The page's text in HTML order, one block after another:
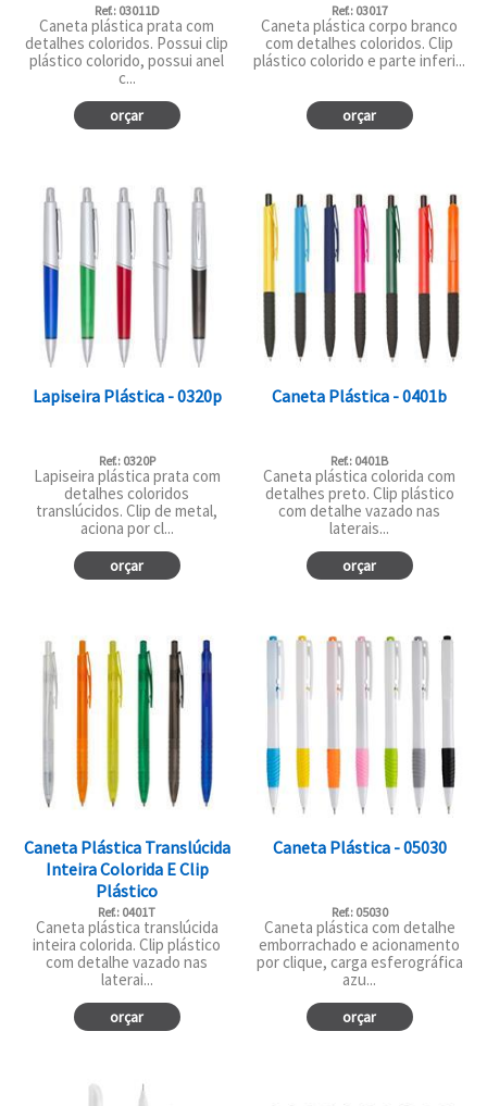
Ref.: 03011D
Caneta plástica prata com
detalhes coloridos. Possui clip
plástico colorido, possui anel
c...
orçar
Ref.: 03017
Caneta plástica corpo branco
com detalhes coloridos. Clip
plástico colorido e parte inferi...
orçar
Lapiseira Plástica - 0320p
Ref.: 0320P
Lapiseira plástica prata com
detalhes coloridos
translúcidos. Clip de metal,
aciona por cl...
orçar
Caneta Plástica - 0401b
Ref.: 0401B
Caneta plástica colorida com
detalhes preto. Clip plástico
com detalhe vazado nas
laterais...
orçar
Caneta Plástica Translúcida
Inteira Colorida E Clip
Plástico
Ref.: 0401T
Caneta plástica translúcida
inteira colorida. Clip plástico
com detalhe vazado nas
laterai...
orçar
Caneta Plástica - 05030
Ref.: 05030
Caneta plástica com detalhe
emborrachado e acionamento
por clique, carga esferográfica
azu...
orçar